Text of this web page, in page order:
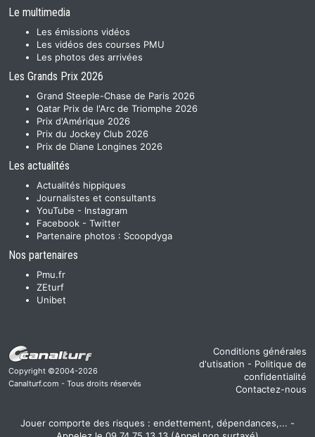
Le multimedia
Les émissions vidéos
Les vidéos des courses PMU
Les photos des arrivées
Les Grands Prix 2026
Grand Steeple-Chase de Paris 2026
Qatar Prix de l'Arc de Triomphe 2026
Prix d'Amérique 2026
Prix du Jockey Club 2026
Prix de Diane Longines 2026
Les actualités
Actualités hippiques
Journalistes et consultants
YouTube - Instagram
Facebook - Twitter
Partenaire photos : Scoopdyga
Nos partenaires
Pmu.fr
ZEturf
Unibet
Copyright ©2004-2026
Canalturf.com - Tous droits réservés
Conditions générales
d'utisation - Politique de
confidentialité
Contactez-nous
Jouer comporte des risques : endettement, dépendances,... -